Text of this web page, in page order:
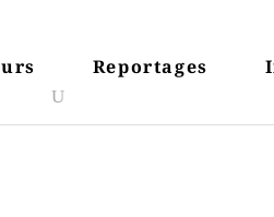
Reportages